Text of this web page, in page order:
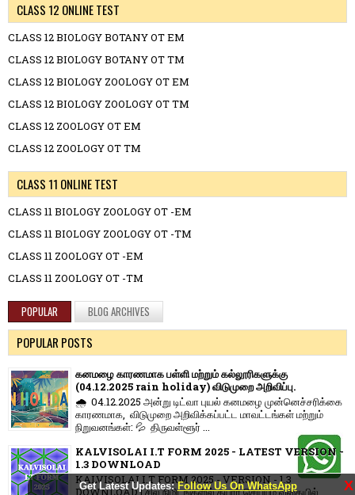
Get Latest Updates:Follow Us On WhatsApp X
CLASS 12 ONLINE TEST
CLASS 12 BIOLOGY BOTANY OT EM
CLASS 12 BIOLOGY BOTANY OT TM
CLASS 12 BIOLOGY ZOOLOGY OT EM
CLASS 12 BIOLOGY ZOOLOGY OT TM
CLASS 12 ZOOLOGY OT EM
CLASS 12 ZOOLOGY OT TM
CLASS 11 ONLINE TEST
CLASS 11 BIOLOGY ZOOLOGY OT -EM
CLASS 11 BIOLOGY ZOOLOGY OT -TM
CLASS 11 ZOOLOGY OT -EM
CLASS 11 ZOOLOGY OT -TM
POPULAR BLOG ARCHIVES
POPULAR POSTS
கனமழை காரணமாக பள்ளி மற்றும் கல்லூரிகளுக்கு
(04.12.2025 rain holiday) விடுமுறை அறிவிப்பு.
🌧️ 04.12.2025 அன்று டிட்வா புயல் கனமழை முன்னெச்சரிக்கை
காரணமாக, விடுமுறை அறிவிக்கப்பட்ட மாவட்டங்கள் மற்றும்
நிறுவனங்கள்: 💦 திருவள்ளூர் ...
KALVISOLAI I.T FORM 2025 - LATEST VERSION -
1.3 DOWNLOAD
KALVISOLAI I.T FORM 2025 - VERSION - 1.3
DOWNLOAD | சில நிமிடங்களில் தயார் செய்யும் வகையில்